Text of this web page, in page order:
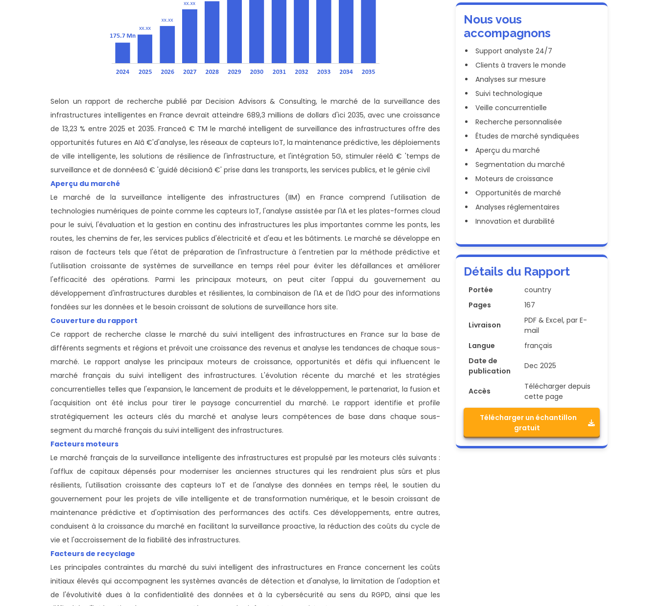
Selon un rapport de recherche publié par Decision Advisors & Consulting, le marché de la surveillance des
infrastructures intelligentes en France devrait atteindre 689,3 millions de dollars d'ici 2035, avec une croissance
de 13,23 % entre 2025 et 2035. Franceâ € TM le marché intelligent de surveillance des infrastructures offre des
opportunités futures en AIâ €'d'analyse, les réseaux de capteurs IoT, la maintenance prédictive, les déploiements
de ville intelligente, les solutions de résilience de l'infrastructure, et l'intégration 5G, stimuler réelâ € 'temps de
surveillance et de donnéesâ € 'guidé décisionâ €' prise dans les transports, les services publics, et le génie civil
Aperçu du marché
Le marché de la surveillance intelligente des infrastructures (IIM) en France comprend l'utilisation de
technologies numériques de pointe comme les capteurs IoT, l'analyse assistée par l'IA et les plates-formes cloud
pour le suivi, l'évaluation et la gestion en continu des infrastructures les plus importantes comme les ponts, les
routes, les chemins de fer, les services publics d'électricité et d'eau et les bâtiments. Le marché se développe en
raison de facteurs tels que l'état de préparation de l'infrastructure à l'entretien par la méthode prédictive et
l'utilisation croissante de systèmes de surveillance en temps réel pour éviter les défaillances et améliorer
l'efficacité des opérations. Parmi les principaux moteurs, on peut citer l'appui du gouvernement au
développement d'infrastructures durables et résilientes, la combinaison de l'IA et de l'IdO pour des informations
fondées sur les données et le besoin croissant de solutions de surveillance hors site.
Couverture du rapport
Ce rapport de recherche classe le marché du suivi intelligent des infrastructures en France sur la base de
différents segments et régions et prévoit une croissance des revenus et analyse les tendances de chaque sous-
marché. Le rapport analyse les principaux moteurs de croissance, opportunités et défis qui influencent le
marché français du suivi intelligent des infrastructures. L'évolution récente du marché et les stratégies
concurrentielles telles que l'expansion, le lancement de produits et le développement, le partenariat, la fusion et
l'acquisition ont été inclus pour tirer le paysage concurrentiel du marché. Le rapport identifie et profile
stratégiquement les acteurs clés du marché et analyse leurs compétences de base dans chaque sous-
segment du marché français du suivi intelligent des infrastructures.
Facteurs moteurs
Le marché français de la surveillance intelligente des infrastructures est propulsé par les moteurs clés suivants :
l'afflux de capitaux dépensés pour moderniser les anciennes structures qui les rendraient plus sûrs et plus
résilients, l'utilisation croissante des capteurs IoT et de l'analyse des données en temps réel, le soutien du
gouvernement pour les projets de ville intelligente et de transformation numérique, et le besoin croissant de
maintenance prédictive et d'optimisation des performances des actifs. Ces développements, entre autres,
conduisent à la croissance du marché en facilitant la surveillance proactive, la réduction des coûts du cycle de
vie et l'accroissement de la fiabilité des infrastructures.
Facteurs de recyclage
Les principales contraintes du marché du suivi intelligent des infrastructures en France concernent les coûts
initiaux élevés qui accompagnent les systèmes avancés de détection et d'analyse, la limitation de l'adoption et
de l'évolutivité dues à la confidentialité des données et à la cybersécurité au sens du RGPD, ainsi que les
Nous vous
accompagnons
Support analyste 24/7
Clients à travers le monde
Analyses sur mesure
Suivi technologique
Veille concurrentielle
Recherche personnalisée
Études de marché syndiquées
Aperçu du marché
Segmentation du marché
Moteurs de croissance
Opportunités de marché
Analyses réglementaires
Innovation et durabilité
Détails du Rapport
Portée
country
Pages
167
Livraison
PDF & Excel, par E-
mail
Langue
français
Date de
publication
Dec 2025
Accès
Télécharger depuis
cette page
Télécharger un échantillon
gratuit